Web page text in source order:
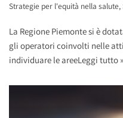
Strategie per l'equità nella salute,
La Regione Piemonte si è
gli operatori coinvolti nelle
individuare le areeLeggi tutto »